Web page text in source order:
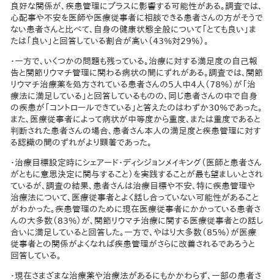
良好な関係が、疾患管理にプラスに影響する可能性がある。調査では、
心配事や不安を医師や医療従事者に相談できる患者さんの方がそうで
ない患者さんと比べて、自身の健康状態全般について「とても良い」ま
たは「良い」と回答している割合が高い（43%対29%）。
・一方で、いくつかの問題も残っている。治療に対する満足度の自己報
告と関節リウマチ管理に関わる病状の間にずれがある。調査では、関節
リウマチ治療薬を処方されている患者さんの5人中4人（78%）が「治
療法に満足している」と回答しているものの、同じ患者さんの中で自身
の疾患が「コントロールできている」と答えたのはわずか30%であった。
また、医療従事者によって病状が中等度から重度、または重度であると
判断された患者さんの場合、患者さん本人の満足度と疾患管理に対す
る認識の間のずれがより顕著であった。
・治療目標設定時にシェアード・ディシジョンメイキング（医師と患者さん
がともに意思決定に関与すること）を実践することが最も望ましいとされ
ているが、調査の結果、患者さんは治療目標や不安、特に疾患管理や
治療法について、医療従事者とよく話し合っていない可能性があること
がわかった。疾患管理のために現在医療従事者にかかっている患者さ
んの大多数（83%）が、関節リウマチ治療に関する医療従事者との話し
合いに満足していると回答した。一方で、やはり大多数（85%）が医療
従事者との関係がよくなれば疾患管理がさらに改善されるであろうと
回答している。
・現在さまざまな治療薬や治療法があるにもかかわらず、一部の患者さ